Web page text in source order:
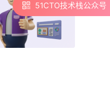
51CTO技术栈公众号